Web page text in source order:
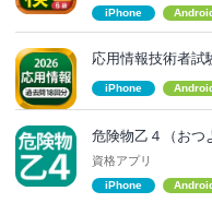
iPhone
応用情報技術者試
iPhone
危険物乙４（おつ
資格アプリ
iPhone